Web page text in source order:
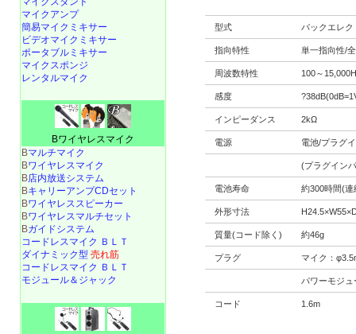
型式 バックエレ
指向特性 単一指向性/
周波数特性 100～
感度
インピーダンス 2kΩ
電源 電池/プラグ
(プラグイン
電池寿命 約300時間(連
外形寸法
質量(コード除く) 約46g
プラグ マイク：
パワーモジ
コード 1.6m
マイクアンプ
簡易マイクミキサー
ビデオマイクミキサー
ポータブルミキサー
マイクスポンジ
レンタルマイク
Bワイヤレスマイク
Bマルチマイク
Bワイヤレスマイク
B店内放送システム
BキャリーアンプCDセット
Bワイヤレススピーカー
Bワイヤレスマルチセット
Bガイドシステム
コードレスマイク ＢＬＴ
ダイナミック型 売れ筋
コードレスマイク ＢＬＴ
モジュール＆ジャック